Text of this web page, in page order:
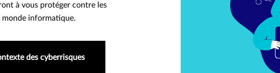
à vous protéger contre les
monde informatique.
des cyberrisques